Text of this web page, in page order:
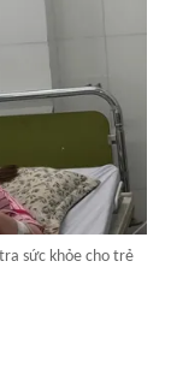
sức khỏe cho trẻ